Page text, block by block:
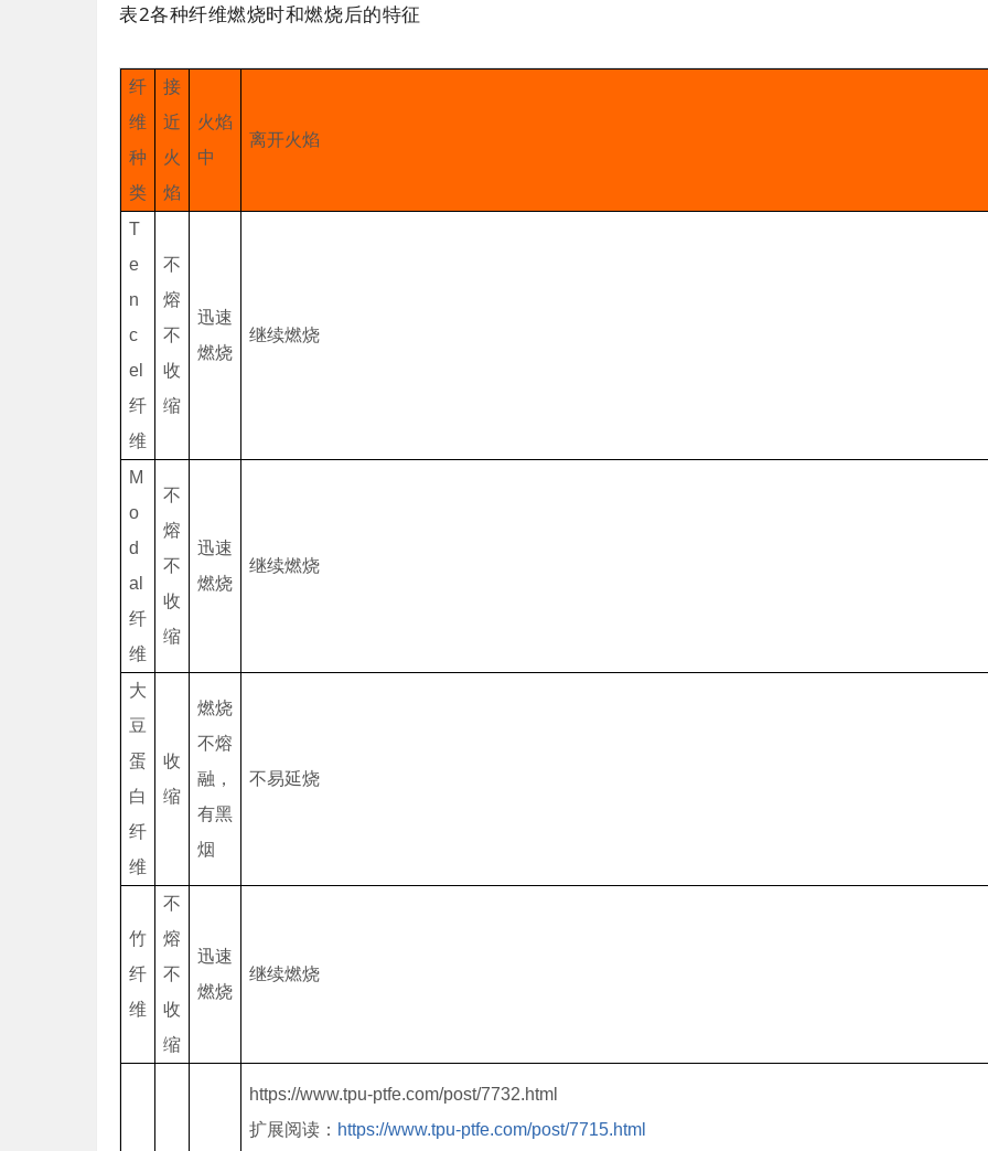
表2各种纤维燃烧时和燃烧后的特征
纤
维
种
类
接
近
火
焰
火焰
中
离开火焰
T
e
n
c
el
纤
维
不
熔
不
收
缩
迅速
燃烧
继续燃烧
M
o
d
al
纤
维
不
熔
不
收
缩
迅速
燃烧
继续燃烧
大
豆
蛋
白
纤
维
收
缩
燃烧
不熔
融，
有黑
烟
不易延烧
竹
纤
维
不
熔
不
收
缩
迅速
燃烧
继续燃烧
https://www.tpu-ptfe.com/post/7732.html
扩展阅读： https://www.tpu-ptfe.com/post/7715.html